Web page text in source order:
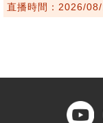
直播時間：2026/